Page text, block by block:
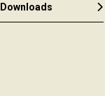
Downloads